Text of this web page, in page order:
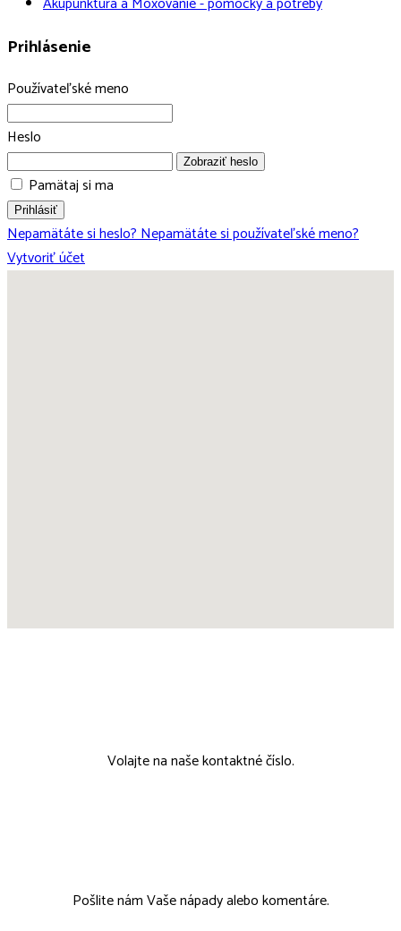
Prihlásenie
Používateľské meno
Heslo
Zobraziť heslo
Pamätaj si ma
Prihlásiť
Nepamätáte si heslo?Nepamätáte si používateľské meno?
Vytvoriť účet
Volajte na naše kontaktné číslo.
Pošlite nám Vaše nápady alebo komentáre.